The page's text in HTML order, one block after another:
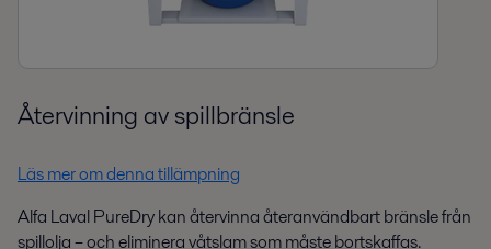
Återvinning av spillbränsle
Läs mer om denna tillämpning
Alfa Laval PureDry kan återvinna återanvändbart bränsle från
spillolja – och eliminera våtslam som måste bortskaffas.